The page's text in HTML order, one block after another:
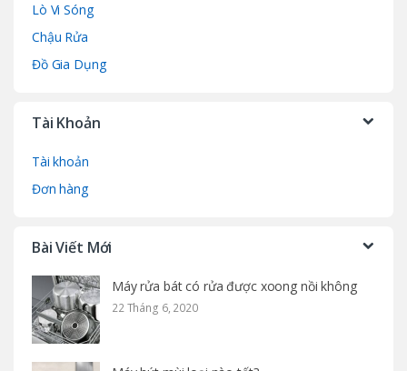
Lò Vi Sóng
Chậu Rửa
Đồ Gia Dụng
Tài Khoản
Tài khoản
Đơn hàng
Bài Viết Mới
Máy rửa bát có rửa được xoong nồi không
22 Tháng 6, 2020